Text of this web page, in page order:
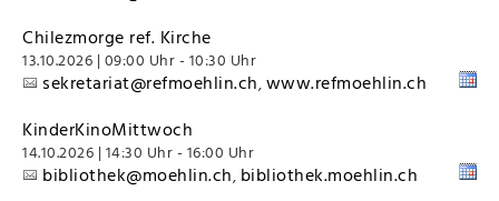
Chilezmorge ref. Kirche
13.10.2026 | 09:00 Uhr - 10:30 Uhr
sekretariat@refmoehlin.ch,www.refmoehlin.ch
KinderKinoMittwoch
14.10.2026 | 14:30 Uhr - 16:00 Uhr
bibliothek@moehlin.ch, bibliothek.moehlin.ch